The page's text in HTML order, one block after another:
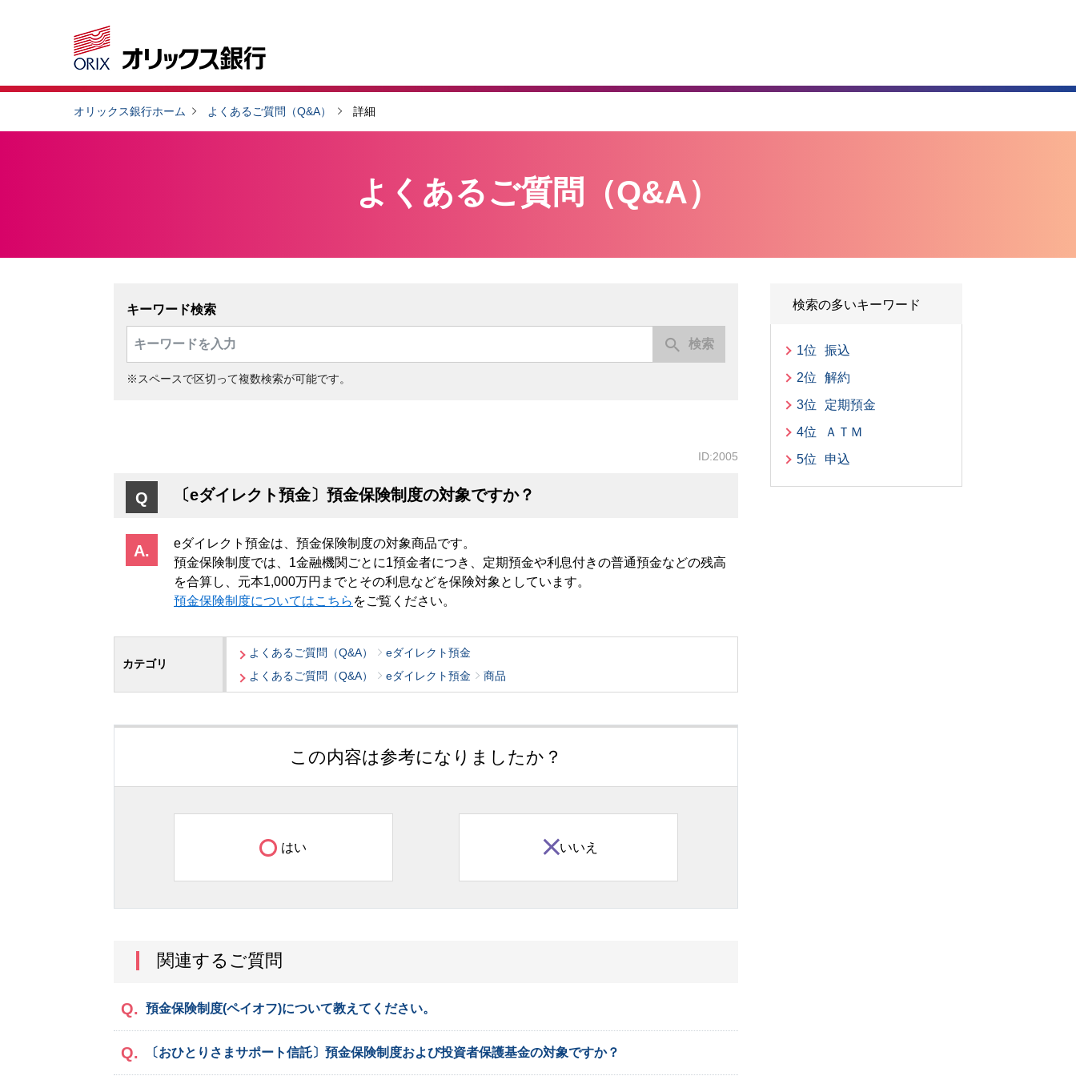
オリックス銀行ホーム よくあるご質問（Q&A） 詳細
よくあるご質問（Q&A）
検索の多いキーワード
1位
振込
2位
解約
3位
定期預金
4位
ＡＴＭ
5位
申込
キーワード検索
※スペースで区切って複数検索が可能です。
ID:2005
〔eダイレクト預金〕預金保険制度の対象ですか？
eダイレクト預金は、預金保険制度の対象商品です。
預金保険制度では、1金融機関ごとに1預金者につき、定期預金や利息付きの普通預金などの残高
を合算し、元本1,000万円までとその利息などを保険対象としています。
預金保険制度についてはこちら をご覧ください。
カテゴリ
よくあるご質問（Q&A）
eダイレクト預金
よくあるご質問（Q&A）
eダイレクト預金 商品
この内容は参考になりましたか？
はい いいえ
関連するご質問
預金保険制度(ペイオフ)について教えてください。
〔おひとりさまサポート信託〕預金保険制度および投資者保護基金の対象ですか？